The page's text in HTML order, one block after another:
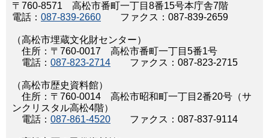
〒760-8571 高松市番町一丁目8番15号本庁舎7階
電話： 087-839-2660 ファクス：087-839-2659
（高松市埋蔵文化財センター）
住所：〒760-0017 高松市番町一丁目5番1号
電話： 087-823-2714 ファクス：087-823-2715
（高松市歴史資料館）
住所：〒760-0014 高松市昭和町一丁目2番20号（サ
ンクリスタル高松4階）
電話： 087-861-4520 ファクス：087-837-9114